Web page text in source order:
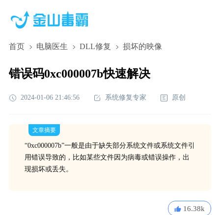
首页 电脑医生 DLL修复 损坏的映像
错误码0xc000007b快速解决
2024-01-06 21:46:56 系统修复专家 原创
文章摘要
“0xc000007b”一般是由于缺失部分系统文件或系统文件引
用错误导致的，比如某些文件因为病毒或错误操作，出
现损坏或丢失。
16.38k